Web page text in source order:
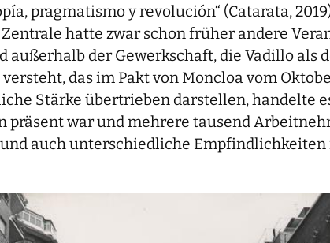
pragmatismo y revolución“ (Catarata,
hatte zwar schon früher andere
der Gewerkschaft, die Vadillo als
das im Pakt von Moncloa vom
Stärke übertrieben darstellen, handelte
war und mehrere tausend
auch unterschiedliche Empfindlichkeiten